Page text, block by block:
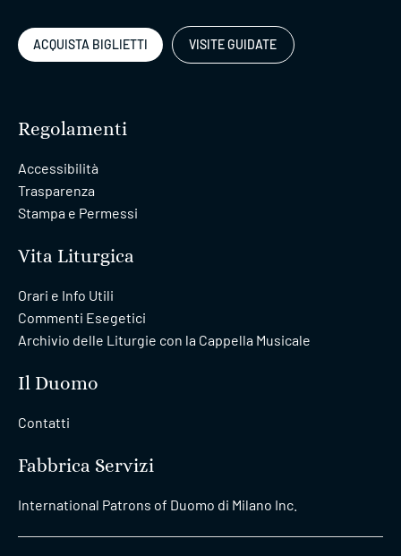
ACQUISTA BIGLIETTI VISITE GUIDATE
Regolamenti
Accessibilità
Trasparenza
Stampa e Permessi
Vita Liturgica
Orari e Info Utili
Commenti Esegetici
Archivio delle Liturgie con la Cappella Musicale
Il Duomo
Contatti
Fabbrica Servizi
International Patrons of Duomo di Milano Inc.